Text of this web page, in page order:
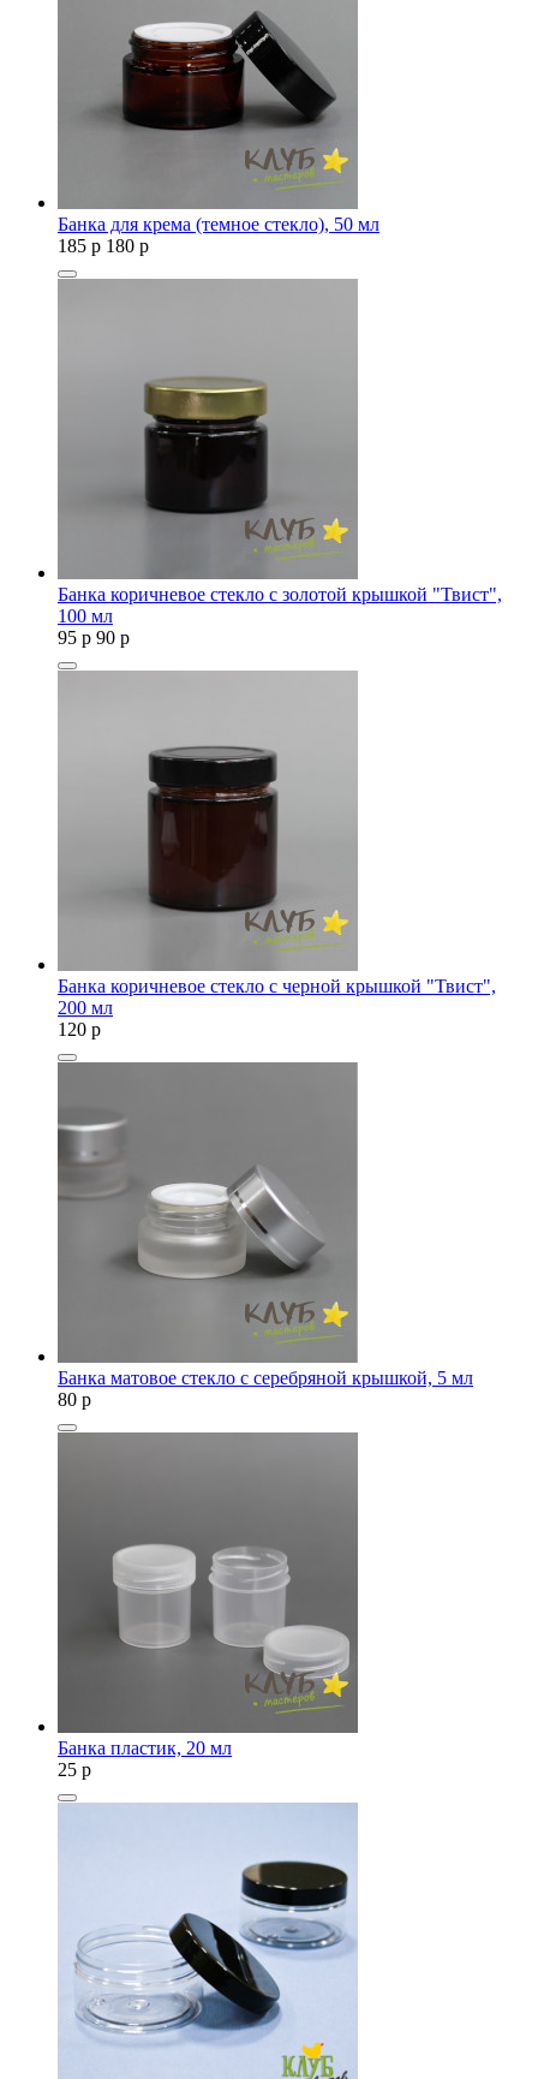
Банка для крема (темное стекло), 50 мл
185 p 180 p
Банка коричневое стекло с золотой крышкой "Твист",
100 мл
95 p 90 p
Банка коричневое стекло с черной крышкой "Твист",
200 мл
120 p
Банка матовое стекло с серебряной крышкой, 5 мл
80 p
Банка пластик, 20 мл
25 p